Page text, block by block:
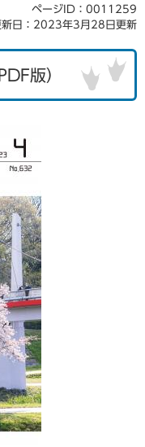
ページID：0011259
新日：2023年3月28日更新
版）